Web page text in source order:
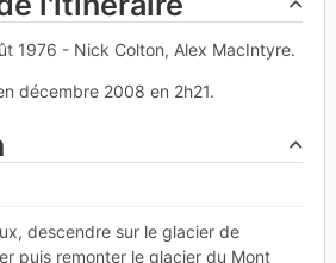
1976 - Nick Colton, Alex MacIntyre.
décembre 2008 en 2h21.
descendre sur le glacier de
puis remonter le glacier du Mont